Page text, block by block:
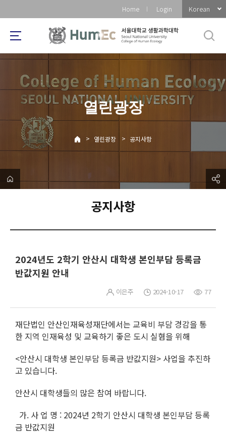
로
메
Home Login Korean
열린광장
> 열린광장 > 공지사항
공지사항
2024년도 2학기 안산시 대학생 본인부담 등록금
반값지원 안내
이은주 2024-10-17 77
재단법인 안산인재육성재단에서는 교육비 부담 경감을 통
한 지역 인재육성 및 교육하기 좋은 도시 실혐을 위해
<안산시 대학생 본인부담 등록금 반값지원> 사업을 추진하
고 있습니다.
안산시 대학생들의 많은 참여 바랍니다.
가. 사 업 명 : 2024년 2학기 안산시 대학생 본인부담 등록
금 반값지원